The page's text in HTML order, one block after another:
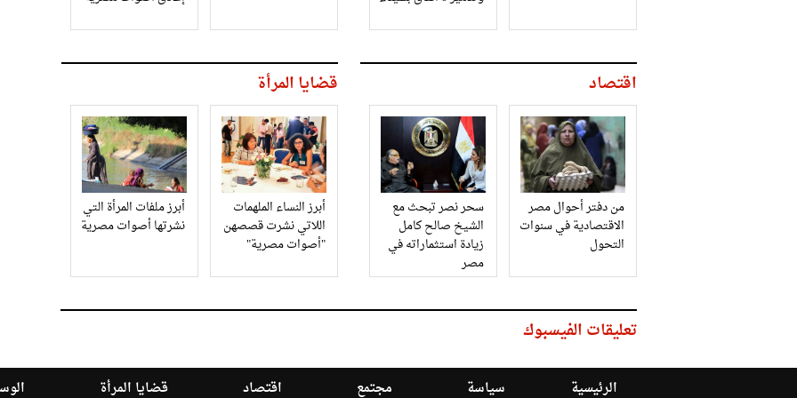
اقتصاد
من دفتر أحوال مصر
الاقتصادية في سنوات
التحول
سحر نصر تبحث مع
الشيخ صالح كامل
زيادة استثماراته في
مصر
قضايا المرأة
أبرز النساء الملهمات
اللاتي نشرت قصصهن
"أصوات مصرية"
أبرز ملفات المرأة التي
نشرتها أصوات مصرية
تعليقات الفيسبوك
الرئيسية سياسة مجتمع اقتصاد قضايا المرأة